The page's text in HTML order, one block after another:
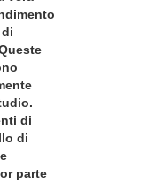
di
di
parte